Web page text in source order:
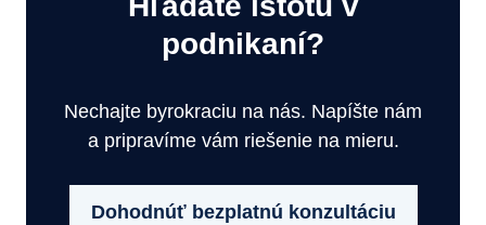
podnikaní?
Nechajte byrokraciu na nás. Napíšte nám
a pripravíme vám riešenie na mieru.
Dohodnúť bezplatnú konzultáciu